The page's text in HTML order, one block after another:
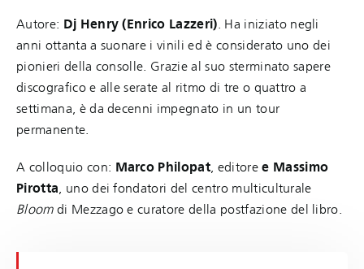
Autore: Dj Henry (Enrico Lazzeri) . Ha iniziato negli
anni ottanta a suonare i vinili ed è considerato uno dei
pionieri della consolle. Grazie al suo sterminato sapere
discografico e alle serate al ritmo di tre o quattro a
settimana, è da decenni impegnato in un tour
permanente.
A colloquio con: Marco Philopat, editoree Massimo
Pirotta, uno dei fondatori del centro multiculturale
Bloomdi Mezzago e curatore della postfazione del libro.